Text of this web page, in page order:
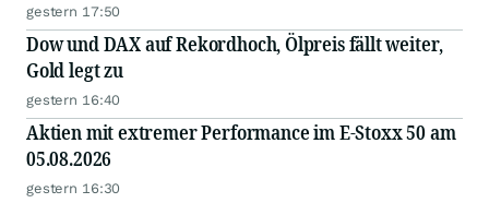
gestern 17:50
Dow und DAX auf Rekordhoch, Ölpreis fällt weiter,
Gold legt zu
gestern 16:40
Aktien mit extremer Performance im E-Stoxx 50 am
05.08.2026
gestern 16:30